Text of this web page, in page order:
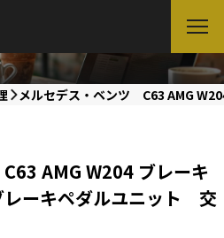
メルセデス・ベンツ C63 AMG
AMG W204 ブレーキ
ーキペダルユニット 交